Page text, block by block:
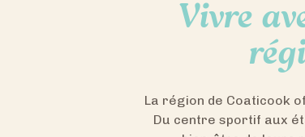
Vivre
La région de Coaticook
Du centre sportif aux